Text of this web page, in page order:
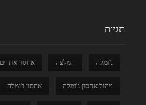
תגיות
ג'ומלה המלצה אחסון
ניהול אחסון ג'ומלה אחסון ג'ומלה